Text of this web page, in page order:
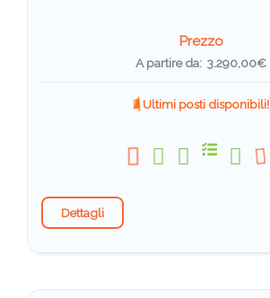
Prezzo
A partire da: 3.290,00€
Ultimi posti disponibili!
Dettagli